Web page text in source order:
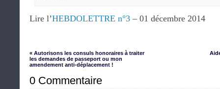
Lire l’HEBDOLETTRE n°3 – 01 décembre 2014
« Autorisons les consuls honoraires à traiter
les demandes de passeport ou mon
amendement anti-déplacement !
0 Commentaire